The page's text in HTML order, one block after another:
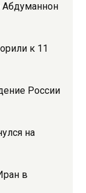
Абдуманнон
к 11
России
на
в